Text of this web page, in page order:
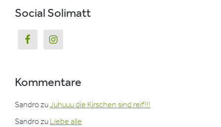
Social Solimatt
Kommentare
Sandro zuJuhuuu die Kirschen sind reif!!!
Sandro zu Liebe alle